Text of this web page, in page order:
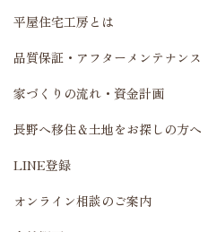
平屋住宅工房とは
品質保証・アフターメンテナンス
家づくりの流れ・資金計画
長野へ移住＆土地をお探しの方へ
LINE登録
オンライン相談のご案内